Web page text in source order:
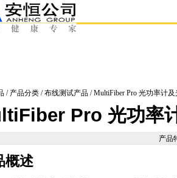
/ 产品分类 /布线测试产品 / MultiFiber Pro 光功率计
Pro 光功率
产品
概述